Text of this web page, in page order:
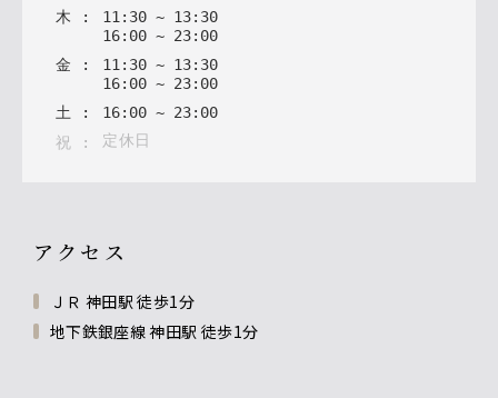
木 : 11 : 30 ~ 13: 30
16: 00 ~ 23: 00
金 : 11: 30 ~ 13: 30
16: 00 ~ 23: 00
土 : 16: 00 ~ 23: 00
祝 : 定休日
アクセス
ＪＲ 神田駅 徒歩1分
地下鉄銀座線 神田駅 徒歩1分